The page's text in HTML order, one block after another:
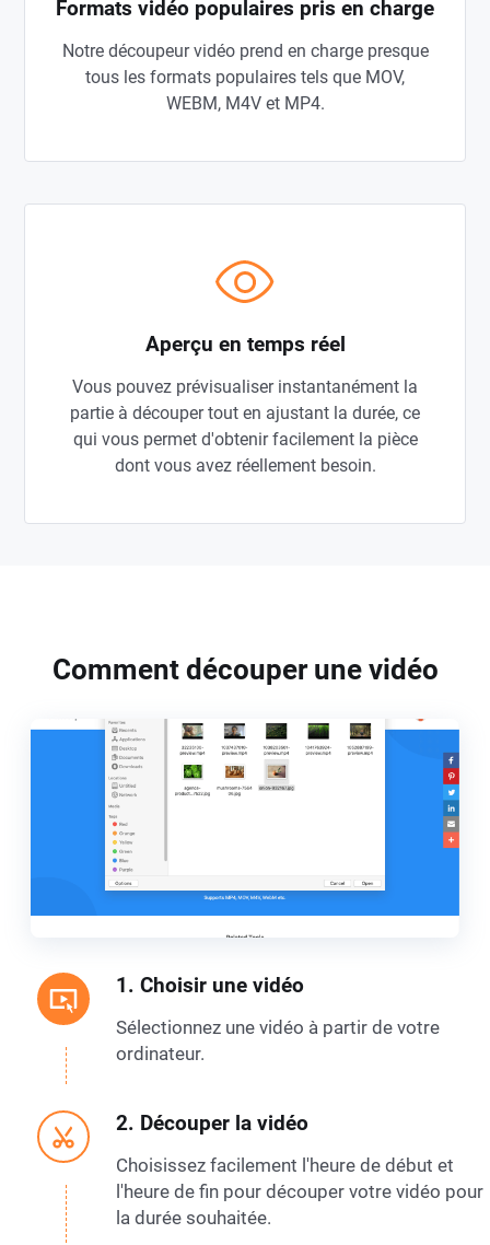
Formats vidéo populaires pris en charge
Notre découpeur vidéo prend en charge presque
tous les formats populaires tels que MOV,
WEBM, M4V et MP4.
Aperçu en temps réel
Vous pouvez prévisualiser instantanément la
partie à découper tout en ajustant la durée, ce
qui vous permet d'obtenir facilement la pièce
dont vous avez réellement besoin.
Comment découper une vidéo
1. Choisir une vidéo
Sélectionnez une vidéo à partir de votre
ordinateur.
2. Découper la vidéo
Choisissez facilement l'heure de début et
l'heure de fin pour découper votre vidéo pour
la durée souhaitée.